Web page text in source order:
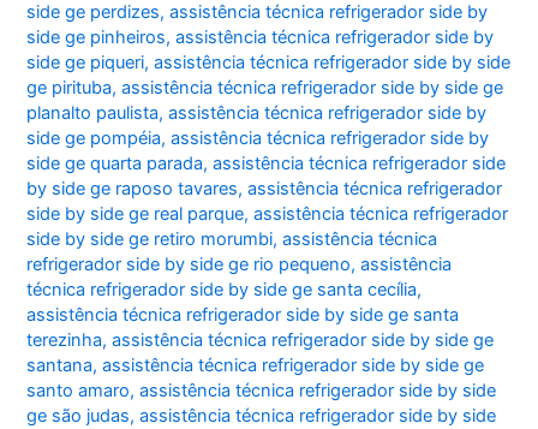
side ge perdizes,assistência técnica refrigerador side by
side ge pinheiros,assistência técnica refrigerador side by
side ge piqueri,assistência técnica refrigerador side by side
ge pirituba,assistência técnica refrigerador side by side ge
planalto paulista,assistência técnica refrigerador side by
side ge pompéia,assistência técnica refrigerador side by
side ge quarta parada,assistência técnica refrigerador side
by side ge raposo tavares,assistência técnica refrigerador
side by side ge real parque,assistência técnica refrigerador
side by side ge retiro morumbi,assistência técnica
refrigerador side by side ge rio pequeno,assistência
técnica refrigerador side by side ge santa cecília,
assistência técnica refrigerador side by side ge santa
terezinha,assistência técnica refrigerador side by side ge
santana,assistência técnica refrigerador side by side ge
santo amaro,assistência técnica refrigerador side by side
ge são judas,assistência técnica refrigerador side by side